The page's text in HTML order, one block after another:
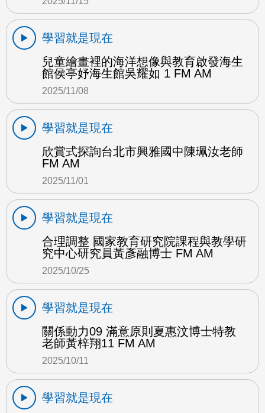
學習就是現在
兒童繪畫裡的海洋想像與教育啟發海生
館侯亭妤海生館吳耀如 1 FM AM
2025/11/08
學習就是現在
欣賞式探詢台北市興雅國中陳珮汝老師
FM AM
2025/11/01
學習就是現在
合理調整 國家教育研究院課程與教學研
究中心研究員黃彥融博士 FM AM
2025/10/25
學習就是現在
關係動力09 滿意原則夏惠汶博士特教
老師黃梓翔11 FM AM
2025/10/11
學習就是現在